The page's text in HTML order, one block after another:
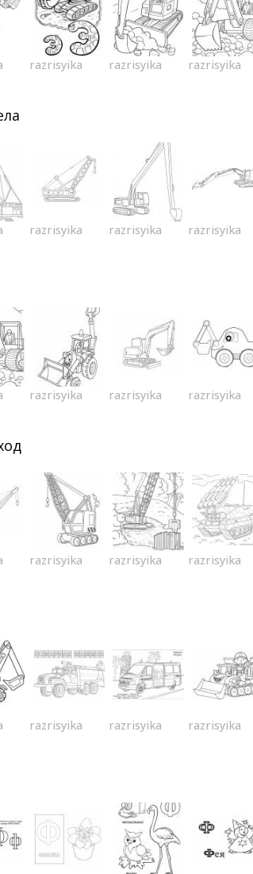
razrisyika razrisyika razrisyika
razrisyika razrisyika razrisyika
razrisyika razrisyika razrisyika
razrisyika razrisyika razrisyika
razrisyika razrisyika razrisyika